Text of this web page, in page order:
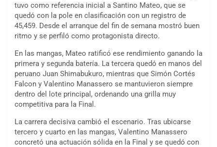
tuvo como referencia inicial a Santino Mateo, que se
quedó con la pole en clasificación con un registro de
45,459. Desde el arranque del fin de semana mostró buen
ritmo y se perfiló como protagonista directo.
En las mangas, Mateo ratificó ese rendimiento ganando la
primera y segunda batería. La tercera quedó en manos del
peruano Juan Shimabukuro, mientras que Simón Cortés
Falcon y Valentino Manassero se mantuvieron siempre
dentro del lote principal, ordenando una grilla muy
competitiva para la Final.
La carrera decisiva cambió el escenario. Tras ubicarse
tercero y cuarto en las mangas, Valentino Manassero
concretó una actuación sólida en la Final y se quedó con